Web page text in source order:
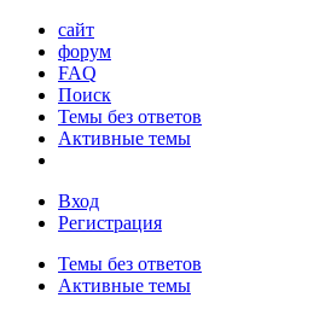
сайт
форум
FAQ
Поиск
Темы без ответов
Активные темы
Вход
Регистрация
Темы без ответов
Активные темы